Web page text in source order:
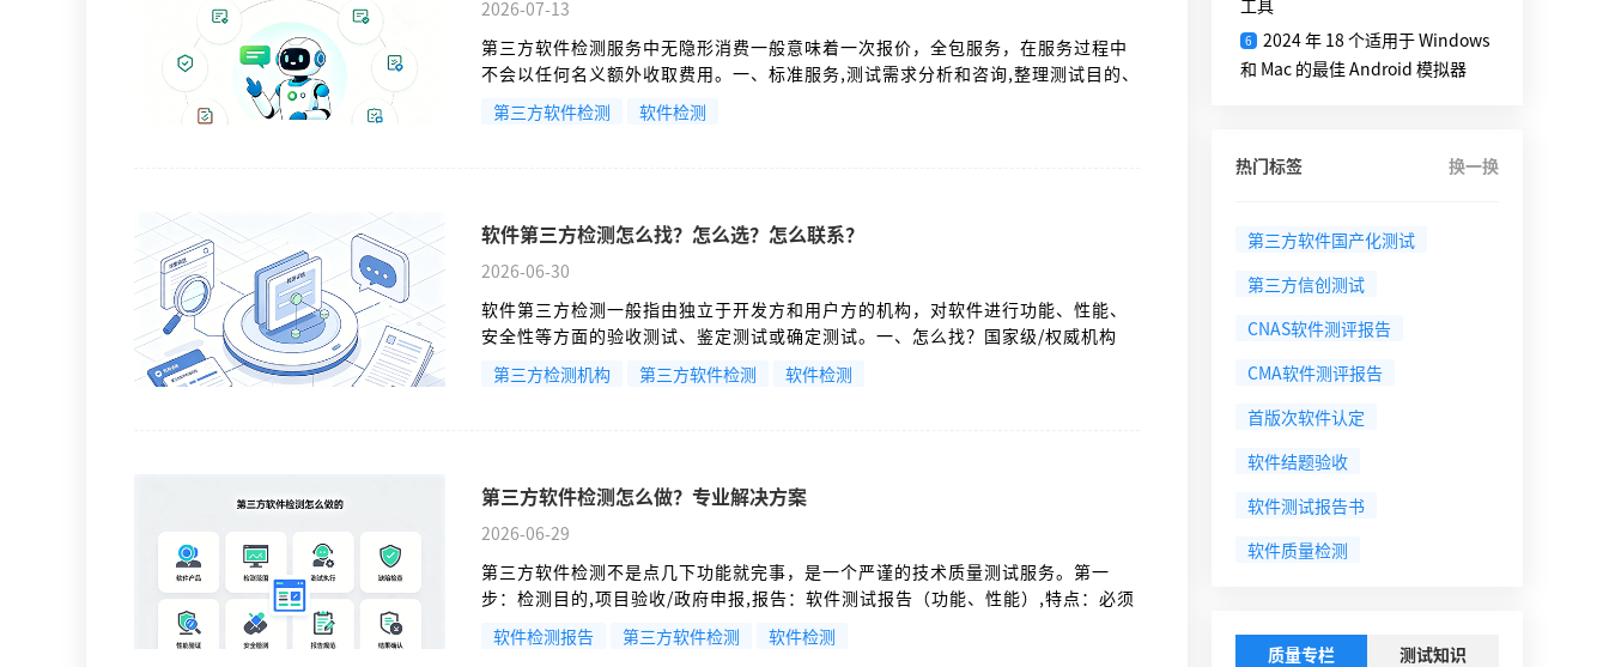
2026-07-13
第三方软件检测服务中无隐形消费一般意味着一次报价，全包服务，在服务过程中
不会以任何名义额外收取费用。一、标准服务,测试需求分析和咨询,整理测试目的、
范围。
第三方软件检测 软件检测
软件第三方检测怎么找？怎么选？怎么联系？
2026-06-30
软件第三方检测一般指由独立于开发方和用户方的机构，对软件进行功能、性能、
安全性等方面的验收测试、鉴定测试或确定测试。一、怎么找？国家级/权威机构
第三方检测机构
第三方软件检测 软件检测
第三方软件检测怎么做？专业解决方案
2026-06-29
第三方软件检测不是点几下功能就完事，是一个严谨的技术质量测试服务。第一
步：检测目的,项目验收/政府申报,报告：软件测试报告（功能、性能）,特点：必须
盖有 CMA（检验检测机构资质认定） 或 CNAS（中国合格评定国家认可委员会）
章，具有法律效力和权威性。
软件检测报告 第三方软件检测 软件检测
工具
6
2024 年 18 个适用于 Windows
和 Mac 的最佳 Android 模拟器
热门标签 换一换
第三方软件国产化测试
第三方信创测试
CNAS软件测评报告
CMA软件测评报告
首版次软件认定
软件结题验收
软件测试报告书
软件质量检测
质量专栏 测试知识